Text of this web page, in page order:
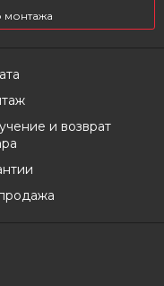
монтажа
и возврат